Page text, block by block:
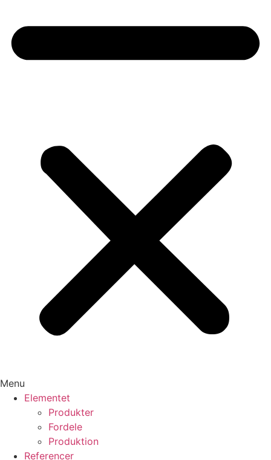
Menu
Elementet
Produkter
Fordele
Produktion
Referencer